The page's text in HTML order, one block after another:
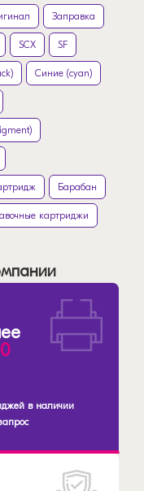
Заправка
SCX SF
Синие (cyan)
Барабан
картриджи
в наличии